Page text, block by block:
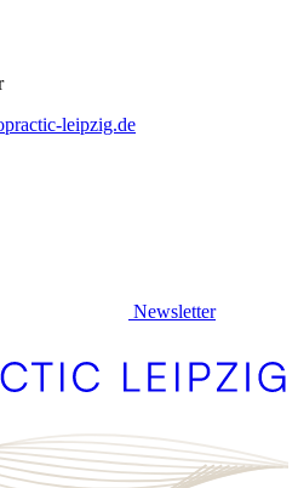
leipzig.de
Newsletter